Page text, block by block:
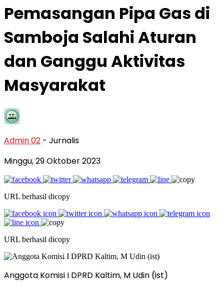
Pemasangan Pipa Gas di
Samboja Salahi Aturan
dan Ganggu Aktivitas
Masyarakat
Admin 02 - Jurnalis
Minggu, 29 Oktober 2023
URL berhasil dicopy
URL berhasil dicopy
Anggota Komisi I DPRD Kaltim, M Udin (ist)